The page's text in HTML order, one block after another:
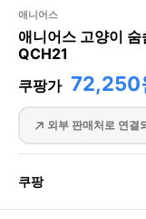
애니어스
애니어스 고양이
QCH21
쿠팡가 72,250
외부 판매처로 연결
쿠팡